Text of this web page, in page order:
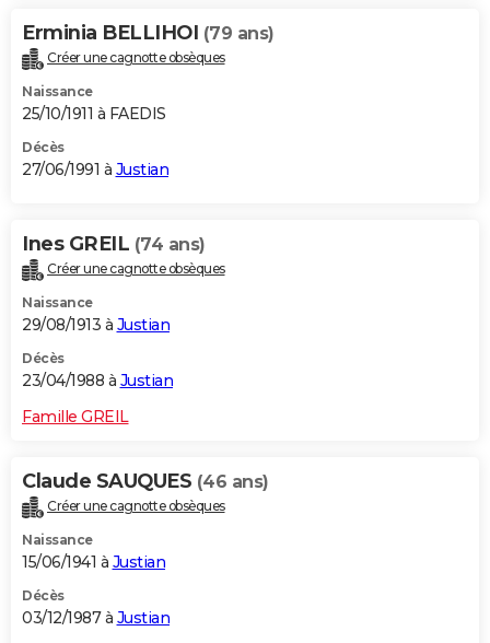
Erminia BELLIHOI (79 ans)
Créer une cagnotte obsèques
Naissance
25/10/1911 à FAEDIS
Décès
27/06/1991 à Justian
Ines GREIL (74 ans)
Créer une cagnotte obsèques
Naissance
29/08/1913 à Justian
Décès
23/04/1988 à Justian
Famille GREIL
Claude SAUQUES (46 ans)
Créer une cagnotte obsèques
Naissance
15/06/1941 à Justian
Décès
03/12/1987 à Justian